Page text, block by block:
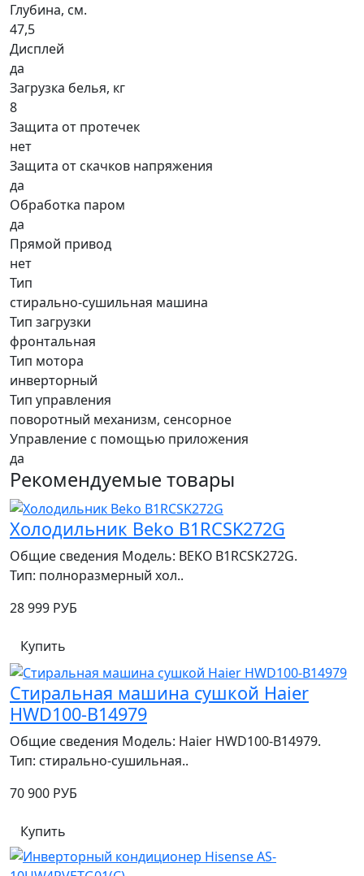
Глубина, см.
47,5
Дисплей
да
Загрузка белья, кг
8
Защита от протечек
нет
Защита от скачков напряжения
да
Обработка паром
да
Прямой привод
нет
Тип
стирально-сушильная машина
Тип загрузки
фронтальная
Тип мотора
инверторный
Тип управления
поворотный механизм, сенсорное
Управление с помощью приложения
да
Рекомендуемые товары
Холодильник Beko B1RCSK272G
Общие сведения Модель: BEKO B1RCSK272G.
Тип: полноразмерный хол..
28 999 РУБ
Купить
Стиральная машина сушкой Haier
HWD100-B14979
Общие сведения Модель: Haier HWD100‑B14979.
Тип: стирально‑сушильная..
70 900 РУБ
Купить